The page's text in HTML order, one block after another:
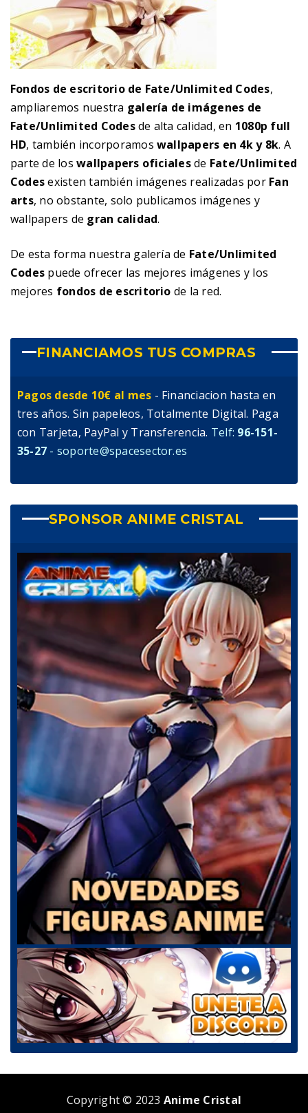
Fondos de escritorio de Fate/Unlimited Codes,
ampliaremos nuestra galería de imágenes de
Fate/Unlimited Codesde alta calidad, en 1080p full
HD, también incorporamoswallpapers en 4k y 8k. A
parte de loswallpapers oficialesde Fate/Unlimited
Codesexisten también imágenes realizadas por Fan
arts, no obstante, solo publicamos imágenes y
wallpapers de gran calidad.
De esta forma nuestra galería de Fate/Unlimited
Codes puede ofrecer las mejores imágenes y los
mejores fondos de escritorio de la red.
FINANCIAMOS TUS COMPRAS
Pagos desde 10€ al mes - Financiacion hasta en
tres años. Sin papeleos, Totalmente Digital. Paga
con Tarjeta, PayPal y Transferencia. Telf: 96-151-
35-27 - soporte@spacesector.es
SPONSOR ANIME CRISTAL
Copyright © 2023 Anime Cristal